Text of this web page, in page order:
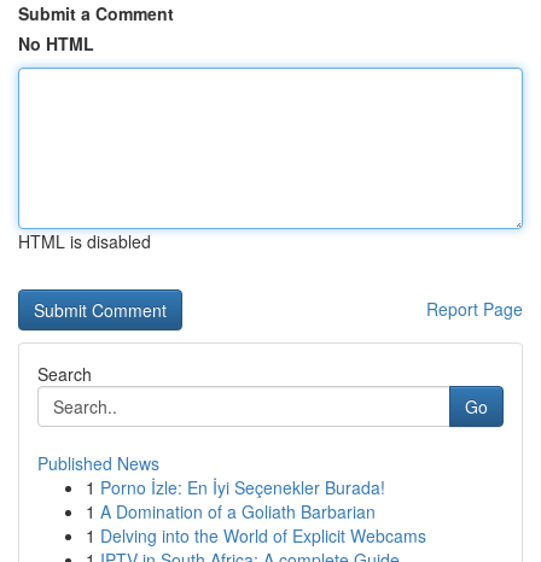
Submit a Comment
No HTML
HTML is disabled
Report Page
Search
Go
Published News
1 Porno İzle: En İyi Seçenekler Burada!
1 A Domination of a Goliath Barbarian
1 Delving into the World of Explicit Webcams